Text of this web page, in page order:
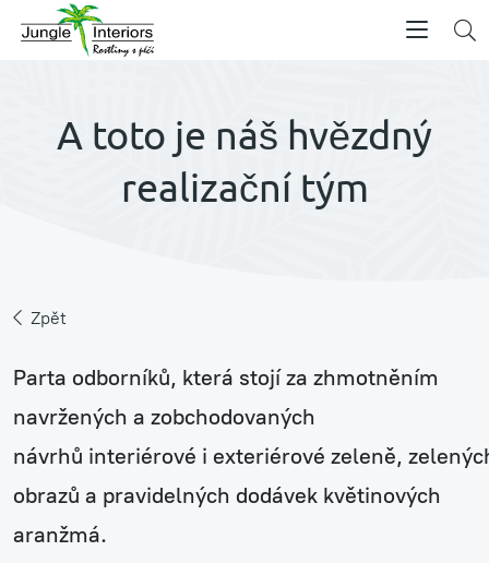
A toto je náš hvězdný
realizační tým
Zpět
Parta odborníků, která stojí za zhmotněním
navržených a zobchodovaných
návrhů interiérové i exteriérové zeleně,
obrazů a pravidelných dodávek květinových
aranžmá.